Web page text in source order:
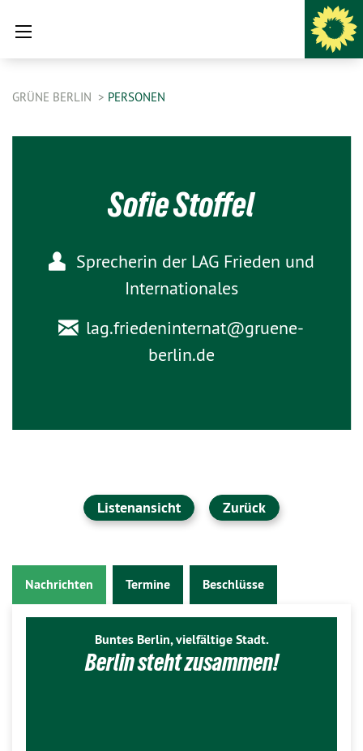
GRÜNE BERLIN PERSONEN
Sofie Stoffel
Sprecherin der LAG Frieden und
Internationales
lag.friedeninternat@gruene-
berlin.de
Listenansicht Zurück
Nachrichten Termine Beschlüsse
Buntes Berlin, vielfältige Stadt.
Berlin steht zusammen!